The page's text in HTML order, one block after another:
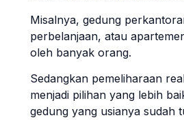
Misalnya, gedung
perbelanjaan, atau
oleh banyak orang.
Sedangkan pemeliharaan
menjadi pilihan yang lebih
gedung yang usianya sudah